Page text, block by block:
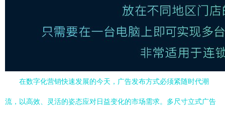
在数字化营销快速发展的今天，广告发布方式必须紧随时代潮
流，以高效、灵活的姿态应对日益变化的市场需求。多尺寸立式广告